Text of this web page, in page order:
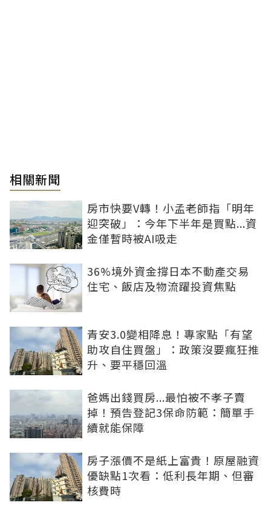
相關新聞
房市快要V轉！小孟老師指「明年
迎突破」：今年下半年是買點...資
金僅暫時被AI吸走
36%境外資金撐日本不動產交易
住宅、飯店及物流躍投資焦點
青安3.0變相降息！專家點「有望
助攻自住買盤」：政策沒要瘋狂推
升、要平穩回溫
爸媽出錢買房...最怕被不孝子賣
掉！預告登記3保命防範：簡單手
續就能保障
房子漲價不是紙上富貴！原屋融資
優缺點1次看：低利長年期、但審
核費時